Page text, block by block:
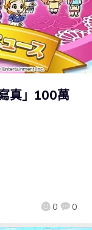
真」100萬
0 0